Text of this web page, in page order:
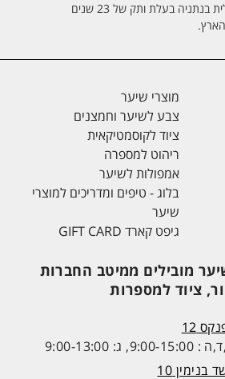
בעלת ותק של 23 שנים
מוצרי שיער
צבע לשיער וחמצנים
ציוד לקוסמטיקאית
ריהוט למספרה
אמפולות לשיער
בלוג - טיפים ומדריכים למוצרי
שיער
גיפט קארד GIFT CARD
מובילים ממיטב החברות
ציוד למספרות
12
13:00
10